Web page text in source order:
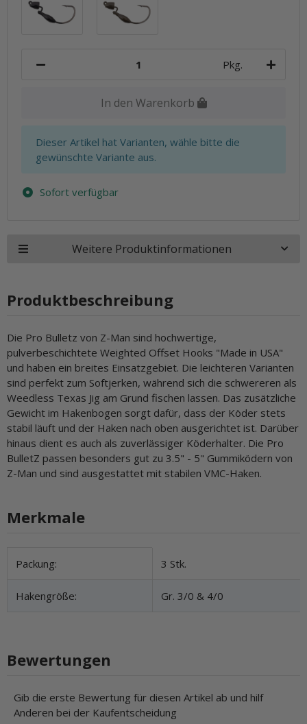
Pkg.
In den Warenkorb
x
Dieser Artikel hat Varianten, wähle bitte die
gewünschte Variante aus.
Sofort verfügbar
Weitere Produktinformationen
Produktbeschreibung
Die Pro Bulletz von Z-Man sind hochwertige,
pulverbeschichtete Weighted Offset Hooks "Made in USA"
und haben ein breites Einsatzgebiet. Die leichteren Varianten
sind perfekt zum Softjerken, während sich die schwereren als
Weedless Texas Jig am Grund fischen lassen. Das zusätzliche
Gewicht im Hakenbogen sorgt dafür, dass der Köder stets
stabil läuft und der Haken nach oben ausgerichtet ist. Darüber
hinaus dient es auch als zuverlässiger Köderhalter. Die Pro
BulletZ passen besonders gut zu 3.5" - 5" Gummiködern von
Z-Man und sind ausgestattet mit stabilen VMC-Haken.
Merkmale
Produkteigenschaft
Wert
Packung: 3 Stk.
Hakengröße: Gr. 3/0 & 4/0
Bewertungen
Gib die erste Bewertung für diesen Artikel ab und hilf
Anderen bei der Kaufentscheidung